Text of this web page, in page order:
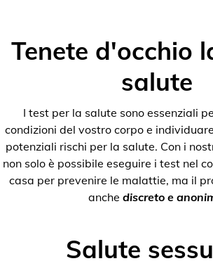
Tenete d'occhio
salute
I test per la salute sono essenziali
condizioni del vostro corpo e
potenziali rischi per la salute. Con i
non solo è possibile eseguire i test nel
casa per prevenire le malattie, ma il
anche discreto e
Salute